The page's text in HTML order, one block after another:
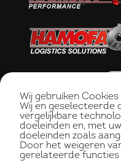
Wij gebruiken Cookies
Wij en geselecteerde
vergelijkbare
doeleinden en, met
doeleinden zoals
Door het weigeren
gerelateerde functies